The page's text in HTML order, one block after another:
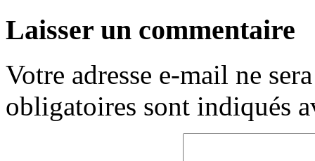
Laisser un commentaire
Votre adresse e-mail ne
obligatoires sont indiqués